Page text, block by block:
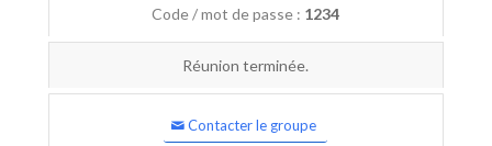
Code / mot de passe : 1234
Réunion terminée.
Contacter le groupe